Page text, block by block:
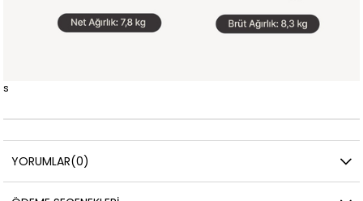
s
YORUMLAR(0)